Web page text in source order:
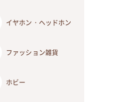
イヤホン・ヘッドホン
ファッション雑貨
ホビー